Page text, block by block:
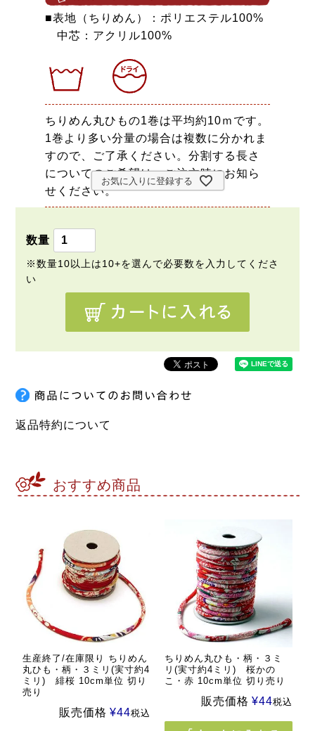
■表地（ちりめん）：ポリエステル100%
中芯：アクリル100%
ちりめん丸ひもの1巻は平均約10ｍです。
1巻より多い分量の場合は複数に分かれま
すので、ご了承ください。分割する長さ
についてのご希望は、ご注文時にお知ら
せください。
お気に入りに登録する
返品特約について
おすすめ商品
生産終了/在庫限り ちりめん
丸ひも・柄・３ミリ(実寸約4
ミリ) 緋桜 10cm単位 切り
売り
販売価格 ¥44税込
ちりめん丸ひも・柄・３ミ
リ(実寸約4ミリ) 桜かの
こ・赤 10cm単位 切り売り
販売価格 ¥44税込